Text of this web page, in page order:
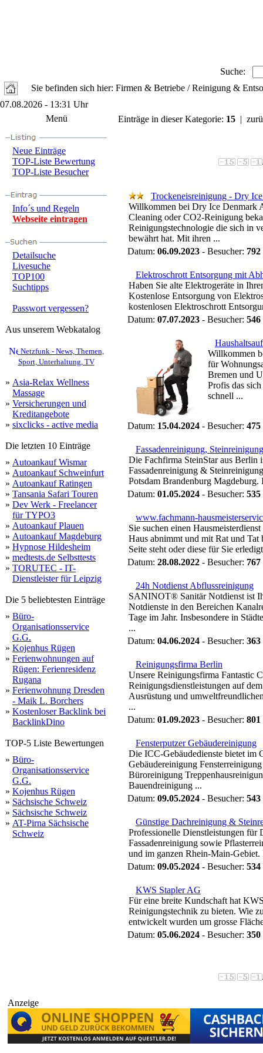
Suche:
Sie befinden sich hier: Firmen & Betriebe / Reinigung &
07.08.2026 - 13:31 Uhr
Menü
Neue Einträge
TOP-Liste Bewertung
TOP-Liste Besucher
Info´s und Regeln
Webseite eintragen
Detailsuche
Livesuche
TOP100
Suchtipps
Passwort vergessen?
Aus unserem Webkatalog
Netzfunk - News, Themen,
Sport, Unterhaltung, TV
» Asia-Relax Wellness
Massage
» Versicherungen und
Kreditangebote
» sixclicks - active media
Die letzten 10 Einträge
» Autoankauf Wismar
» Autoankauf Schweinfurt
» Autoankauf Ratingen
» Tansania Safari Touren
» Dev Werk - Freelancer
für TYPO3
» Autoankauf Plauen
» Autoankauf Magdeburg
» Hypnose Hildesheim
» medtests.de Selbsttests
» TORUTEC - IT-
Dienstleister für Leipzig
Die 5 beliebtesten Einträge
» Büro-
Organisationsservice
G.G.
» Kojenhus Rügen
» Ferienwohnungen auf
Rügen: Ferienresidenz
Rugana
» Ferienwohnung Dresden
- Maik L. Borchers
» Kostenloser Backlink bei
BacklinkDino
TOP-5 Liste Bewertungen
» Büro-
Organisationsservice
G.G.
» Kojenhus Rügen
» Sächsische Schweiz
» Sächsische Schweiz
» AT-Pirna Sächsische
Schweiz
Einträge in dieser Kategorie: 15 |
Trockeneisreinigung - Dry
Willkommen bei Dry Ice Denmark
Cleaning oder CO2-Reinigung
Reinigungstechnologie die sich in
bewährt hat. Mit ihren ...
Datum: 06.09.2023 - Besucher: 792
Elektroschrott Entsorgung mit
Haben Sie alte Elektrogeräte in
Kostenlose Entsorgung von
kostenlosen Elektroschrott
Datum: 07.07.2023 - Besucher: 546
Willkommen
für
Bremen und
Profis das
schnell ...
Datum: 15.04.2024 - Besucher: 475
Fassadenreinigung,
Die Fachfirma SteinStar aus Berlin
Fassadenreinigung &
Potsdam Brandenburg
Datum: 01.05.2024 - Besucher: 535
www.fachmann-
Sie suchen einen
Haus abnimmt und mit Rat und
Seite steht oder diese für Sie
Datum: 28.08.2022 - Besucher: 767
24h Notdienst Abflussreinigung
SANINOT® Sanitär Notdienst ist
Notdienste in den Bereichen
Tage im Jahr. Insbesondere in
...
Datum: 04.06.2024 - Besucher: 363
Reinigungsfirma Berlin
Unsere Reinigungsfirma Fantastic
Reinigungsdienstleistungen auf
Ausrüstung und
...
Datum: 01.09.2023 - Besucher: 801
Fensterputzer Gebäudereinigung
Die ICC-Gebäudedienste bietet im
Gebäudereinigung
Büroreinigung
Bauendreinigung ...
Datum: 09.05.2024 - Besucher: 543
Günstige Dachreinigung &
Professionelle Dienstleistungen für
Fassadenreinigung sowie
und im ganzen Rhein-Main-
Datum: 09.05.2024 - Besucher: 534
KWS Stapler AG
Für eine breite Kundschaft hat
Reinigungstechnik zu bieten. Wie
entwickelt wurden um grosse
Datum: 05.06.2024 - Besucher: 350
Anzeige